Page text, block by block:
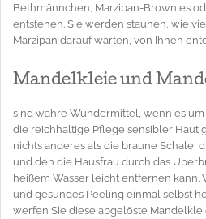
Bethmännchen, Marzipan-Brownies
entstehen. Sie werden staunen, wie
Marzipan darauf warten, von Ihnen
Mandelkleie und
sind wahre Wundermittel, wenn es
die reichhaltige Pflege sensibler Haut
nichts anderes als die braune Schale,
und den die Hausfrau durch das
heißem Wasser leicht entfernen kann.
und gesundes Peeling einmal selbst
werfen Sie diese abgelöste